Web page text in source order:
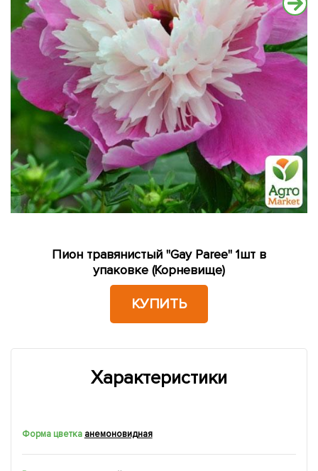
Пион травянистый "Gay Paree" 1шт в
упаковке (Корневище)
КУПИТЬ
Характеристики
Форма цветка анемоновидная